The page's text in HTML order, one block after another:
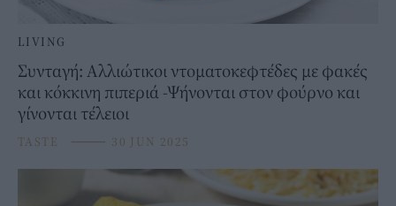
LIVING
Συνταγή: Αλλιώτικοι ντοματοκεφτέδες με φακές
και κόκκινη πιπεριά -Ψήνονται στον φούρνο και
γίνονται τέλειοι
TASTE ⸻ 30 JUN 2025